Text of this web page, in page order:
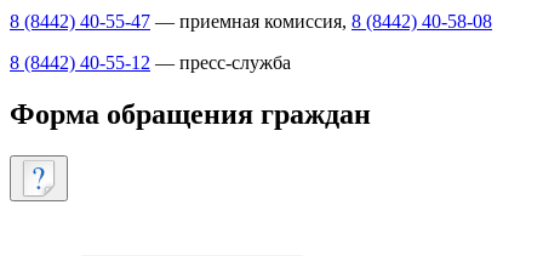
8 (8442) 40-55-47 — приемная комиссия, 8 (8442) 40-58-08
8 (8442) 40-55-12 — пресс-служба
Форма обращения граждан